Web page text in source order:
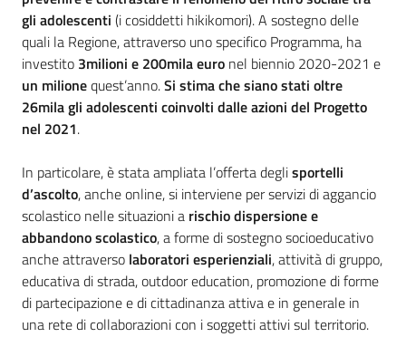
gli adolescenti (i cosiddetti hikikomori). A sostegno delle
quali la Regione, attraverso uno specifico Programma, ha
investito 3milioni e 200mila euro nel biennio 2020-2021 e
un milionequest’anno.Si stima che siano stati oltre
26mila gli adolescenti coinvolti dalle azioni del Progetto
nel 2021.
In particolare, è stata ampliata l’offerta deglisportelli
d’ascolto, anche online, si interviene per servizi di aggancio
scolastico nelle situazioni a rischio dispersione e
abbandono scolastico, a forme di sostegno socioeducativo
anche attraverso laboratori esperienziali, attività di gruppo,
educativa di strada, outdoor education, promozione di forme
di partecipazione e di cittadinanza attiva e in generale in
una rete di collaborazioni con i soggetti attivi sul territorio.